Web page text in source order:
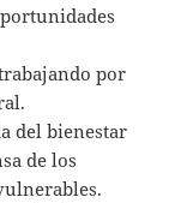
por
del bienestar
de los